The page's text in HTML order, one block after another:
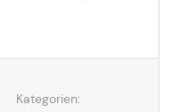
Kategorien: